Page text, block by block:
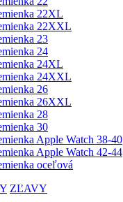
22XL
22XXL
23
24
24XL
24XXL
26
26XXL
28
30
Apple Watch 38-40
Apple Watch 42-44
oceľová
ZĽAVY